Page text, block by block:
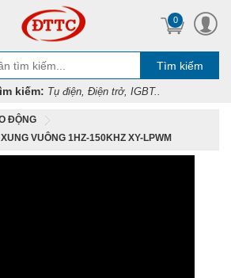
0
Tìm kiếm
kiếm: Tụ điện, Điện trở, IGBT..
ĐỘNG
VUÔNG 1HZ-150KHZ XY-LPWM